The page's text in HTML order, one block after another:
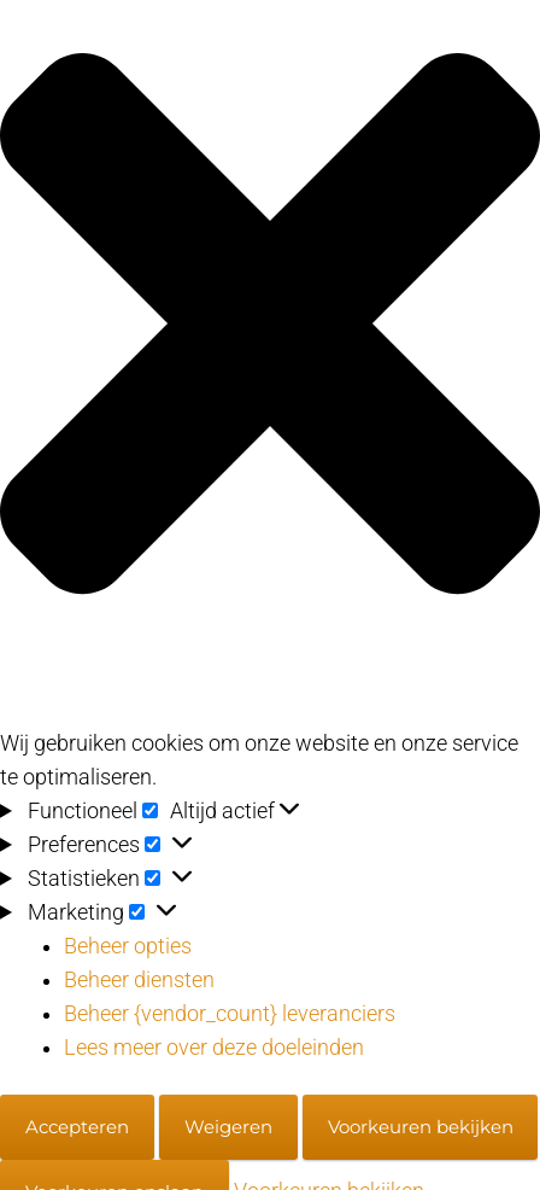
Wij gebruiken cookies om onze website en onze service
te optimaliseren.
Functioneel
Functioneel
Altijd actief
Preferences
Preferences
Statistieken Statistieken
Marketing Marketing
Beheer opties
Beheer diensten
Beheer {vendor_count} leveranciers
Lees meer over deze doeleinden
Accepteren Weigeren Voorkeuren bekijken